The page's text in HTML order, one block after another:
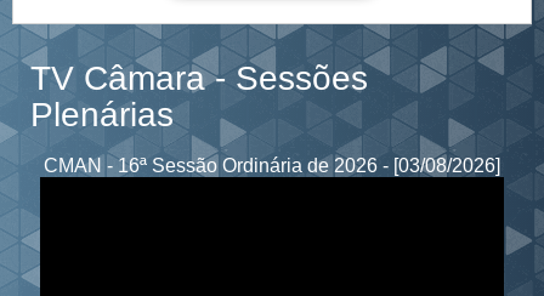
TV Câmara - Sessões
Plenárias